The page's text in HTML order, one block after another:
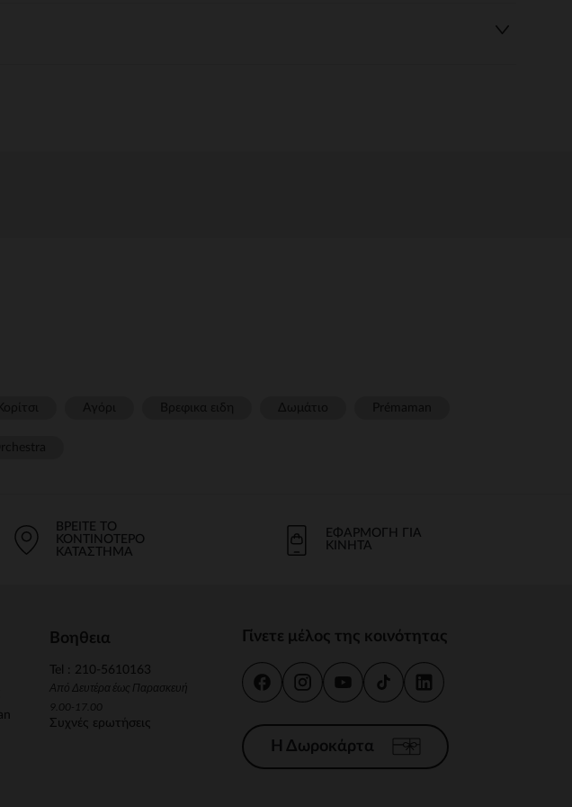
ΒΡΕΊΤΕ ΤΟ
ΚΟΝΤΙΝΌΤΕΡΟ
ΚΑΤΆΣΤΗΜΑ
ΕΦΑΡΜΟΓΉ ΓΙΑ
ΚΙΝΗΤΆ
Βοηθεια
Tel : 210-5610163
Από Δευτέρα έως Παρασκευή
9.00-17.00
Συχνές ερωτήσεις
Γίνετε μέλος της κοινότητας
Η Δωροκάρτα